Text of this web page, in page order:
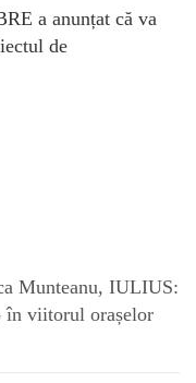
a anunțat că va
de
Munteanu, IULIUS:
în viitorul orașelor